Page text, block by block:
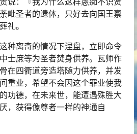
毗圣者的遗体，只好去向国王禀
礼。
种离奇的情况下涅盘，立即命令
士庶等为圣者焚身供养。瓦师作
在四衢道旁造塔随力供养，并发
重业，希望不会因这个罪业使我
功德，在未来世，能遭遇殊胜大
，获得像尊者一样的神通自